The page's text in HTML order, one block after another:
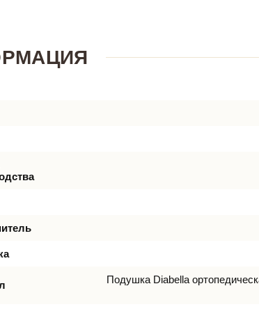
Подушка Diabella